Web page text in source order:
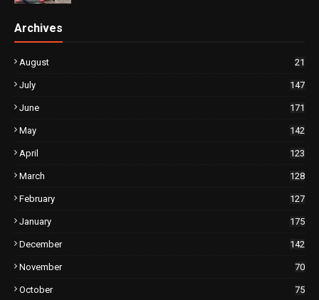
Archives
August 21
July 147
June 171
May 142
April 123
March 128
February 127
January 175
December 142
November 70
October 75